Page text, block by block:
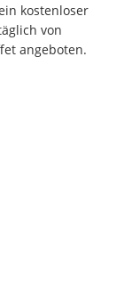
kostenloser
von
angeboten.